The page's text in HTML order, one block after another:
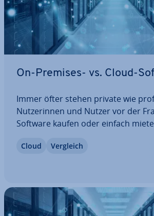
On-Premises- vs. Cloud-
Immer öfter stehen private wie
Nut­ze­rin­nen und Nutzer vor der
Software kaufen oder einfach
Software: Beide Seiten haben ihre
Cloud Vergleich